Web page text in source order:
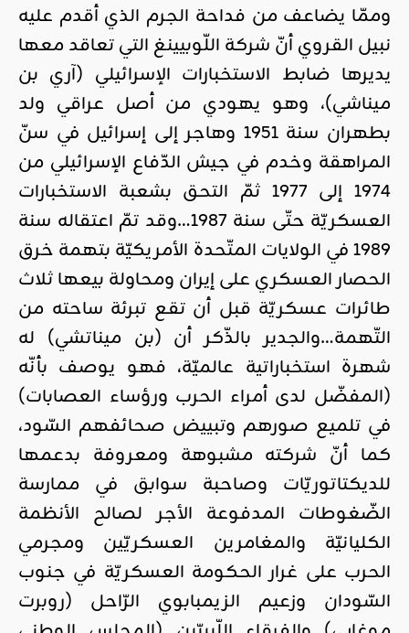
وممّا يضاعف من فداحة الجرم الذي أقدم عليه
نبيل القروي أنّ شركة اللّوبيينغ التي تعاقد معها
يديرها ضابط الاستخبارات الإسرائيلي (آري بن
ميناشي)، وهو يهودي من أصل عراقي ولد
بطهران سنة 1951 وهاجر إلى إسرائيل في سنّ
المراهقة وخدم في جيش الدّفاع الإسرائيلي من
1974 إلى 1977 ثمّ التحق بشعبة الاستخبارات
العسكريّة حتّى سنة 1987…وقد تمّ اعتقاله سنة
1989 في الولايات المتّحدة الأمريكيّة بتهمة خرق
الحصار العسكري على إيران ومحاولة بيعها ثلاث
طائرات عسكريّة قبل أن تقع تبرئة ساحته من
التّهمة…والجدير بالذّكر أن (بن ميناتشي) له
شهرة استخباراتية عالميّة، فهو يوصف بأنّه
(المفضّل لدى أمراء الحرب ورؤساء العصابات)
في تلميع صورهم وتبييض صحائفهم السّود،
كما أنّ شركته مشبوهة ومعروفة بدعمها
للديكتاتوريّات وصاحبة سوابق في ممارسة
الضّغوطات المدفوعة الأجر لصالح الأنظمة
الكليانيّة والمغامرين العسكريّين ومجرمي
الحرب على غرار الحكومة العسكريّة في جنوب
السّودان وزعيم الزيمبابوي الرّاحل (روبرت